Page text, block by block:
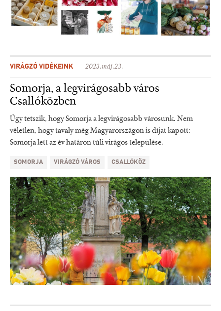
VIRÁGZÓ VIDÉKEINK 2023.máj.23.
Somorja, a legvirágosabb város
Csallóközben
Úgy tetszik, hogy Somorja a legvirágosabb városunk. Nem
véletlen, hogy tavaly még Magyarországon is díjat kapott:
Somorja lett az év határon túli virágos települése.
SOMORJA VIRÁGZÓ VÁROS CSALLÓKÖZ